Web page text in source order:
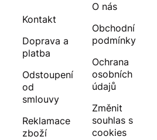
Kontakt
Doprava a
platba
Odstoupení
od
smlouvy
Reklamace
zboží
O nás
Obchodní
podmínky
Ochrana
osobních
údajů
Změnit
souhlas s
cookies